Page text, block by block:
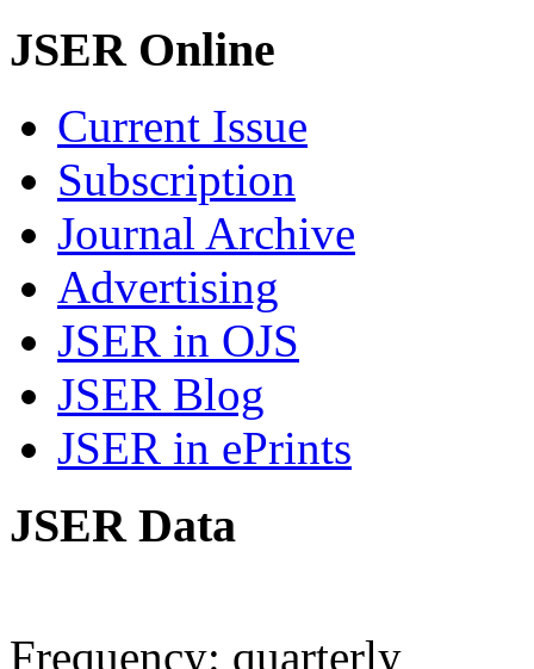
JSER Online
Current Issue
Subscription
Journal Archive
Advertising
JSER in OJS
JSER Blog
JSER in ePrints
JSER Data
Frequency: quarterly